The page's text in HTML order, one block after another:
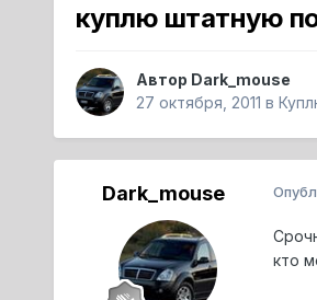
куплю штатную
Автор Dark_mouse
27 октября, 2011 в
Dark_mouse
кто